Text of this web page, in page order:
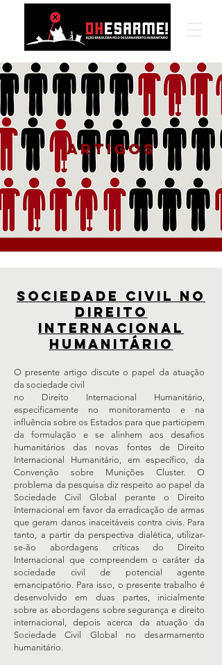
Artigos
sociedade civil no
direito
internacional
humanitário
O presente artigo discute o papel da atuação
da sociedade civil
no Direito Internacional Humanitário,
especificamente no monitoramento e na
influência sobre os Estados para que participem
da formulação e se alinhem aos desafios
humanitários das novas fontes de Direito
Internacional Humanitário, em específico, da
Convenção sobre Munições Cluster. O
problema da pesquisa diz respeito ao papel da
Sociedade Civil Global perante o Direito
Internacional em favor da erradicação de armas
que geram danos inaceitáveis contra civis. Para
tanto, a partir da perspectiva dialética, utilizar-
se-ão abordagens críticas do Direito
Internacional que compreendem o caráter da
sociedade civil de potencial agente
emancipatório. Para isso, o presente trabalho é
desenvolvido em duas partes, inicialmente
sobre as abordagens sobre segurança e direito
internacional, depois acerca da atuação da
Sociedade Civil Global no desarmamento
humanitário.